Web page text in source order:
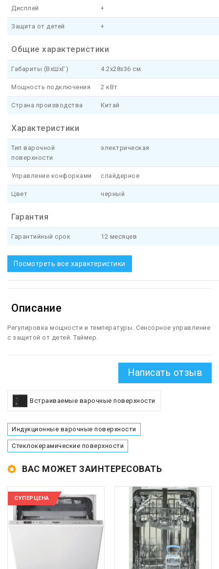
Дисплей +
Защита от детей +
Общие характеристики
Габариты (ВхШхГ) 4.2x28x36 см
Мощность подключения 2 кВт
Страна производства Китай
Характеристики
Тип варочной
поверхности
электрическая
Управление конфорками слайдерное
Цвет черный
Гарантия
Гарантийный срок 12 месяцев
Посмотреть все характеристики
Описание
Регулировка мощности и температуры. Сенсорное управление
с защитой от детей. Таймер.
Написать отзыв
Встраиваемые варочные поверхности
Индукционные варочные поверхности
Стеклокерамические поверхности
ВАС МОЖЕТ ЗАИНТЕРЕСОВАТЬ
СУПЕРЦЕНА